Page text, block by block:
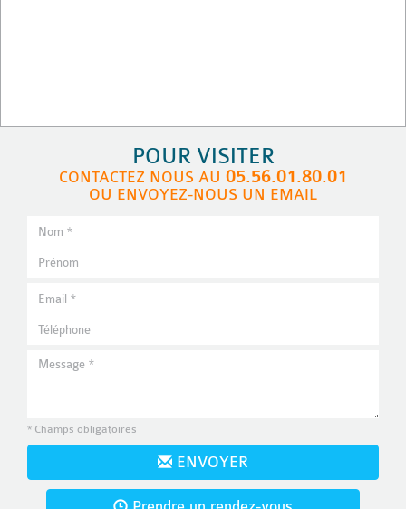
POUR VISITER
CONTACTEZ NOUS AU 05.56.01.80.01
OU ENVOYEZ-NOUS UN EMAIL
* Champs obligatoires
ENVOYER